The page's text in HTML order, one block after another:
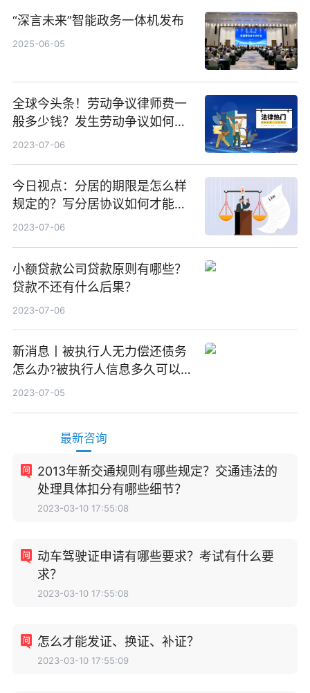
“深言未来”智能政务一体机发布
2025-06-05
全球今头条！劳动争议律师费一
般多少钱？发生劳动争议如何算
工资？
2023-07-06
今日视点：分居的期限是怎么样
规定的？写分居协议如何才能有
效？
2023-07-06
小额贷款公司贷款原则有哪些？
贷款不还有什么后果？
2023-07-06
新消息丨被执行人无力偿还债务
怎么办?被执行人信息多久可以
消除?
2023-07-05
最新咨询
2013年新交通规则有哪些规定？交通违法的
处理具体扣分有哪些细节？
2023-03-10 17:55:08
动车驾驶证申请有哪些要求？考试有什么要
求？
2023-03-10 17:55:08
怎么才能发证、换证、补证？
2023-03-10 17:55:09